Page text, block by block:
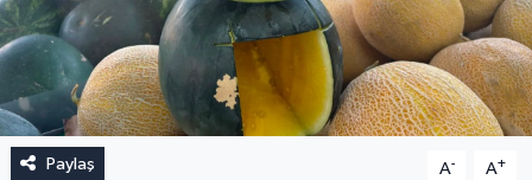
Paylaş A- A+